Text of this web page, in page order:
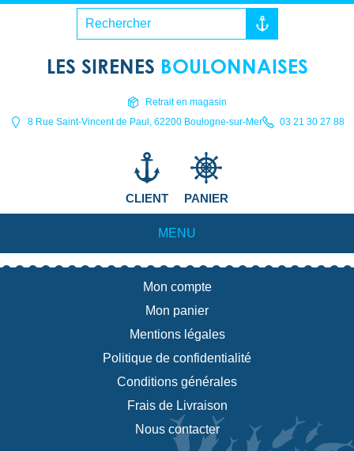
LES SIRENES BOULONNAISES
Retrait en magasin
8 Rue Saint-Vincent de Paul, 62200 Boulogne-sur-Mer
03 21 30 27 88
CLIENT PANIER
MENU
Mon compte
Mon panier
Mentions légales
Politique de confidentialité
Conditions générales
Frais de Livraison
Nous contacter